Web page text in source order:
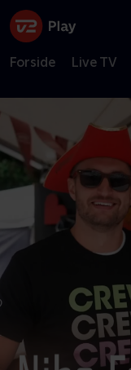
Forside Live TV